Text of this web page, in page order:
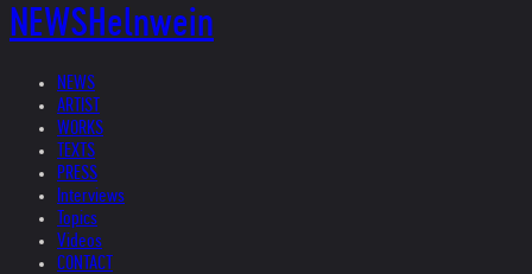
NEWSHelnwein
NEWS
ARTIST
WORKS
TEXTS
PRESS
Interviews
Topics
Videos
CONTACT